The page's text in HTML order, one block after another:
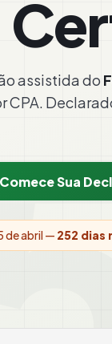
assistida do
CPA.
Comece Sua
de abril — 252 dias